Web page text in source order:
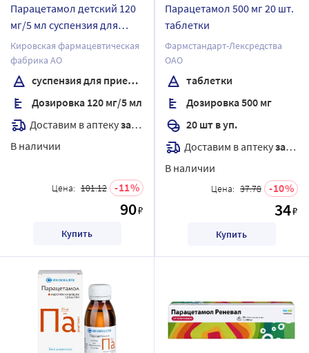
Парацетамол детский 120
мг/5 мл суспензия для
приема внутрь для детей
100 мл флакон/
клубничный вкус
Кировская фармацевтическая
фабрика АО
суспензия для приема внутрь
Дозировка 120 мг/5 мл
Доставим в аптекузавтра
В наличии
Цена: 101.12 11
90₽
Купить
Парацетамол 500 мг 20 шт.
таблетки
Фармстандарт-Лексредства
ОАО
таблетки
Дозировка 500 мг
20 шт в уп.
Доставим в аптекузавтра
В наличии
Цена: 37.78 10
34₽
Купить